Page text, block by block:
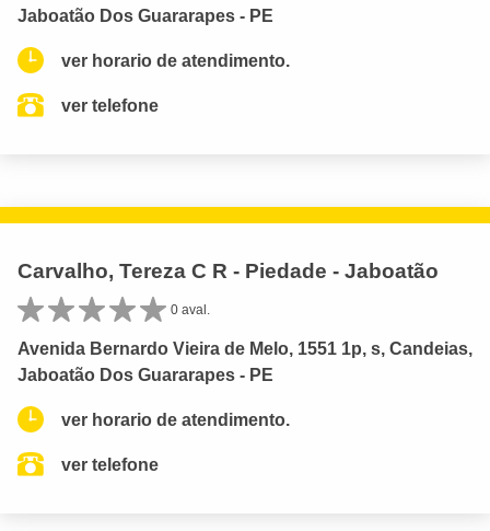
Jaboatão Dos Guararapes - PE
ver horario de atendimento.
ver telefone
Carvalho, Tereza C R - Piedade - Jaboatão
0 aval.
Avenida Bernardo Vieira de Melo, 1551 1p, s, Candeias,
Jaboatão Dos Guararapes - PE
ver horario de atendimento.
ver telefone